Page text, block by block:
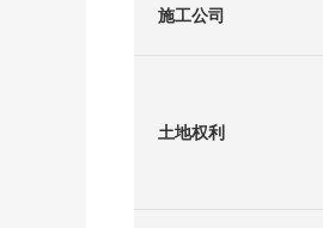
施工公司
土地权利